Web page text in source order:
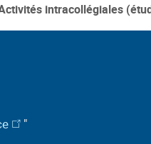
intracollégiales
"